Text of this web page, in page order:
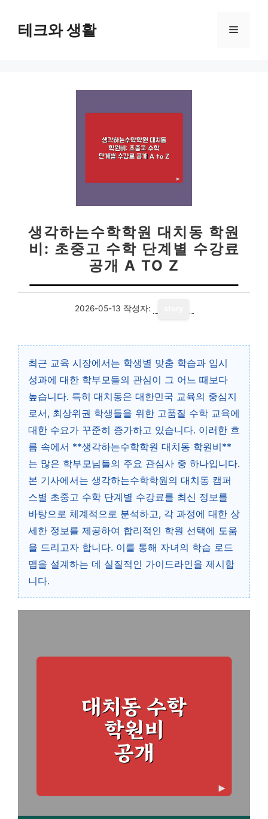
테크와 생활 메
생각하는수학학원 대치동 학원
비: 초중고 수학 단계별 수강료
공개 A TO Z
2026-05-13 작성자:
최근 교육 시장에서는 학생별 맞춤 학습과 입시
성과에 대한 학부모들의 관심이 그 어느 때보다
높습니다. 특히 대치동은 대한민국 교육의 중심지
로서, 최상위권 학생들을 위한 고품질 수학 교육에
대한 수요가 꾸준히 증가하고 있습니다. 이러한 흐
름 속에서 **생각하는수학학원 대치동 학원비**
는 많은 학부모님들의 주요 관심사 중 하나입니다.
본 기사에서는 생각하는수학학원의 대치동 캠퍼
스별 초중고 수학 단계별 수강료를 최신 정보를
바탕으로 체계적으로 분석하고, 각 과정에 대한 상
세한 정보를 제공하여 합리적인 학원 선택에 도움
을 드리고자 합니다. 이를 통해 자녀의 학습 로드
맵을 설계하는 데 실질적인 가이드라인을 제시합
니다.